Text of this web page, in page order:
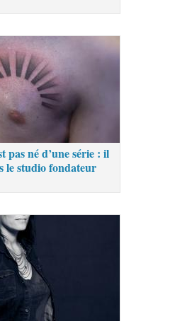
pas né d’une série : il
le studio fondateur